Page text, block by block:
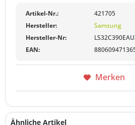
Artikel-Nr.:
421705
Hersteller:
Samsung
Hersteller-Nr:
EAN:
Merken
Ähnliche Artikel